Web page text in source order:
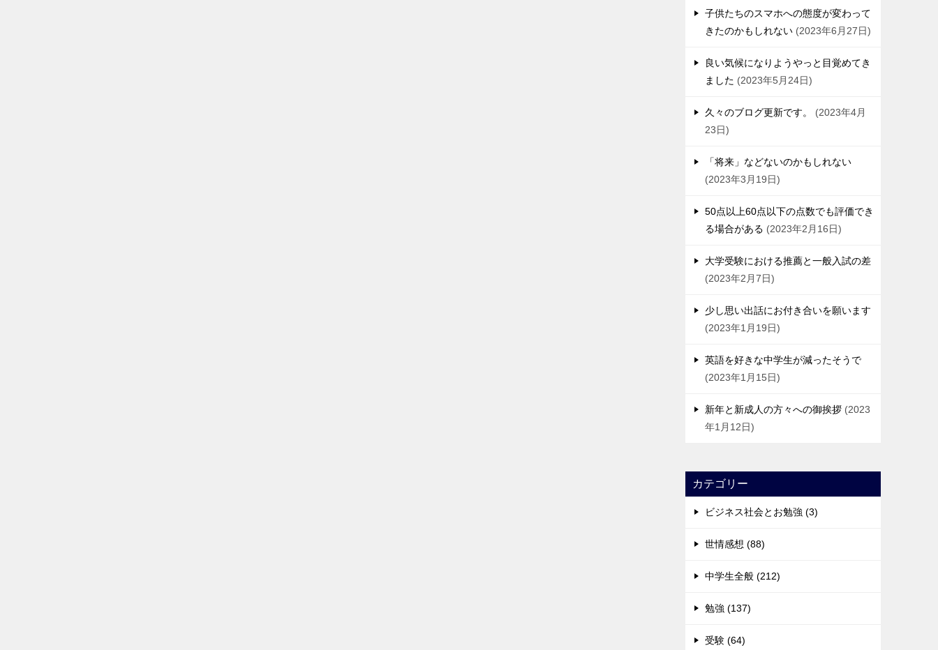
子供たちのスマホへの態度が変わって
きたのかもしれない 2023年6月27日
良い気候になりようやっと目覚めてき
ました
2023年5月24日
久々のブログ更新です。
2023年4月
23日
「将来」などないのかもしれない
2023年3月19日
50点以上60点以下の点数でも評価でき
る場合がある
2023年2月16日
大学受験における推薦と一般入試の差
2023年2月7日
少し思い出話にお付き合いを願います
2023年1月19日
英語を好きな中学生が減ったそうで
2023年1月15日
新年と新成人の方々への御挨拶 2023
年1月12日
カテゴリー
ビジネス社会とお勉強 (3)
世情感想 (88)
中学生全般 (212)
勉強 (137)
受験 (64)